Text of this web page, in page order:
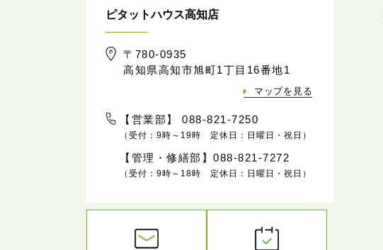
ピタットハウス高知店
〒780-0935
高知県高知市旭町1丁目16番地1
マップを見る
【営業部】 088-821-7250
（受付：9時～19時 定休日：日曜日・祝日）
【管理・修繕部】088-821-7272
（受付：9時～18時 定休日：日曜日・祝日）